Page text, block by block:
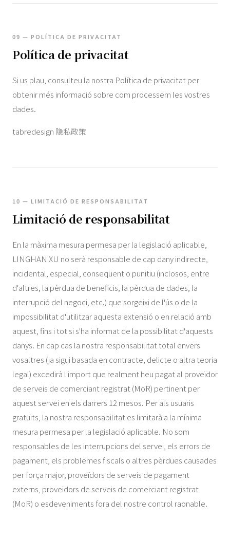
09 — POLÍTICA DE PRIVACITAT
Política de privacitat
Si us plau, consulteu la nostra Política de privacitat per
obtenir més informació sobre com processem les vostres
dades.
tabredesign 隐私政策
10 — LIMITACIÓ DE RESPONSABILITAT
Limitació de responsabilitat
En la màxima mesura permesa per la legislació aplicable,
LINGHAN XU no serà responsable de cap dany indirecte,
incidental, especial, conseqüent o punitiu (inclosos, entre
d'altres, la pèrdua de beneficis, la pèrdua de dades, la
interrupció del negoci, etc.) que sorgeixi de l'ús o de la
impossibilitat d'utilitzar aquesta extensió o en relació amb
aquest, fins i tot si s'ha informat de la possibilitat d'aquests
danys. En cap cas la nostra responsabilitat total envers
vosaltres (ja sigui basada en contracte, delicte o altra teoria
legal) excedirà l'import que realment heu pagat al proveïdor
de serveis de comerciant registrat (MoR) pertinent per
aquest servei en els darrers 12 mesos. Per als usuaris
gratuïts, la nostra responsabilitat es limitarà a la mínima
mesura permesa per la legislació aplicable. No som
responsables de les interrupcions del servei, els errors de
pagament, els problemes fiscals o altres pèrdues causades
per força major, proveïdors de serveis de pagament
externs, proveïdors de serveis de comerciant registrat
(MoR) o esdeveniments fora del nostre control raonable.